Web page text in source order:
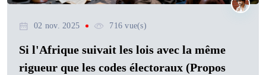
02 nov. 2025 716 vue(s)
Si l'Afrique suivait les lois avec la même
rigueur que les codes électoraux (Propos